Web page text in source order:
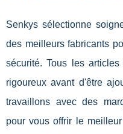
Senkys sélectionne
des meilleurs fabricants
sécurité. Tous les
rigoureux avant d'être
travaillons avec des
pour vous offrir le